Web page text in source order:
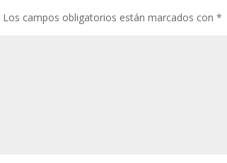
Los campos obligatorios están marcados con*